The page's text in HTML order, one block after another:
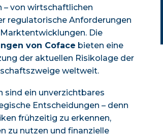
– von wirtschaftlichen
regulatorische Anforderungen
Die
von Coface bieten eine
der aktuellen Risikolage der
weltweit.
sind ein unverzichtbares
Entscheidungen – denn
frühzeitig zu erkennen,
zu nutzen und finanzielle